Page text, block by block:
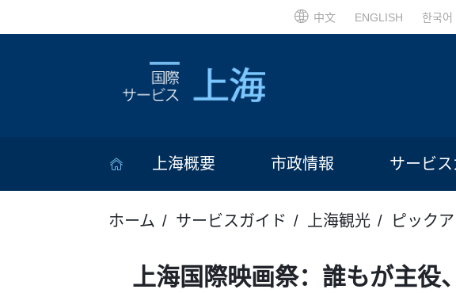
中文 ENGLISH 한국어
上海概要 市政情報 サービ
ホーム サービスガイド 上海観光 ピック
上海国際映画祭：誰もが主役